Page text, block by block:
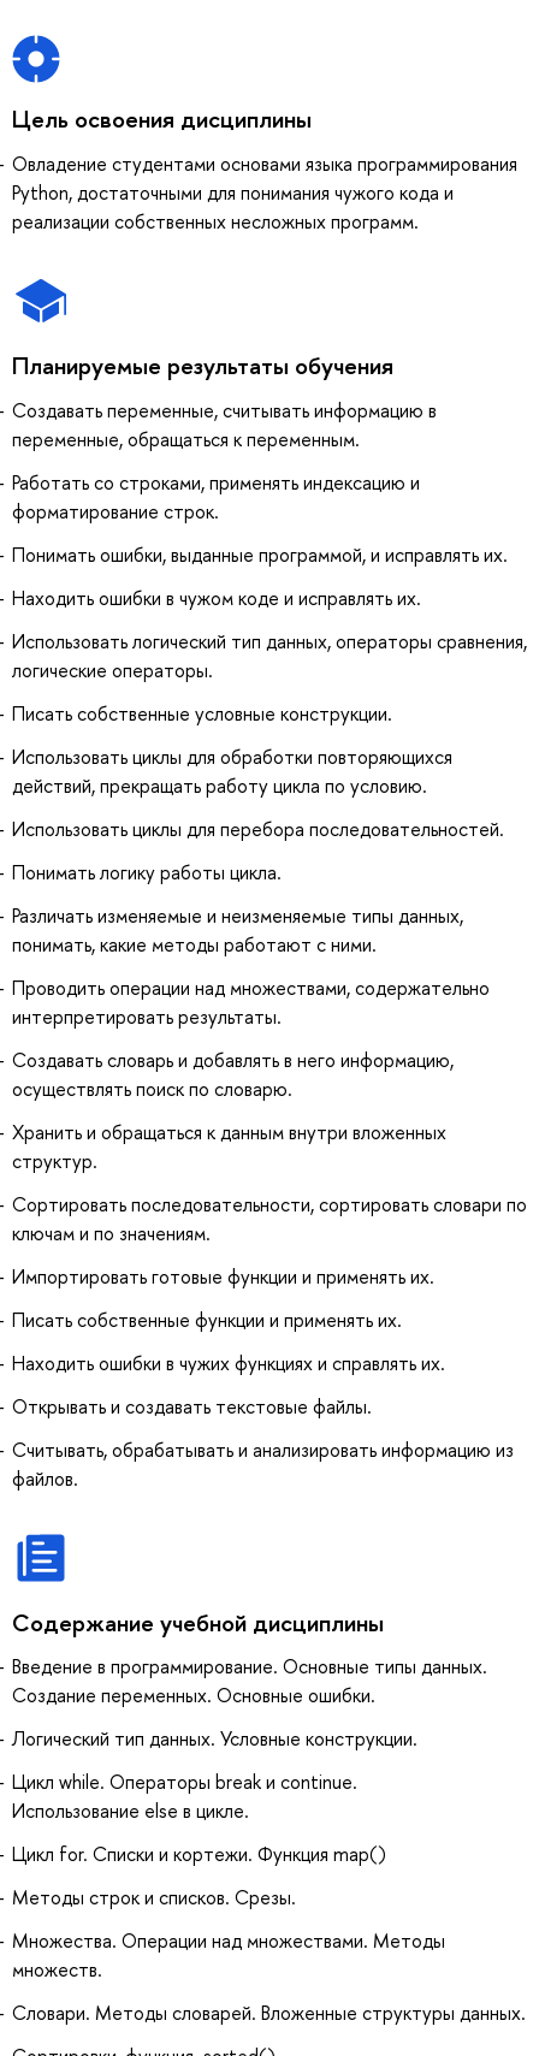
Цель освоения дисциплины
Овладение студентами основами языка программирования
Python, достаточными для понимания чужого кода и
реализации собственных несложных программ.
Планируемые результаты обучения
Создавать переменные, считывать информацию в
переменные, обращаться к переменным.
Работать со строками, применять индексацию и
форматирование строк.
Понимать ошибки, выданные программой, и исправлять их.
Находить ошибки в чужом коде и исправлять их.
Использовать логический тип данных, операторы сравнения,
логические операторы.
Писать собственные условные конструкции.
Использовать циклы для обработки повторяющихся
действий, прекращать работу цикла по условию.
Использовать циклы для перебора последовательностей.
Понимать логику работы цикла.
Различать изменяемые и неизменяемые типы данных,
понимать, какие методы работают с ними.
Проводить операции над множествами, содержательно
интерпретировать результаты.
Создавать словарь и добавлять в него информацию,
осуществлять поиск по словарю.
Хранить и обращаться к данным внутри вложенных
структур.
Сортировать последовательности, сортировать словари по
ключам и по значениям.
Импортировать готовые функции и применять их.
Писать собственные функции и применять их.
Находить ошибки в чужих функциях и справлять их.
Открывать и создавать текстовые файлы.
Считывать, обрабатывать и анализировать информацию из
файлов.
Содержание учебной дисциплины
Введение в программирование. Основные типы данных.
Создание переменных. Основные ошибки.
Логический тип данных. Условные конструкции.
Цикл while. Операторы break и continue.
Использование else в цикле.
Цикл for. Списки и кортежи. Функция map()
Методы строк и списков. Срезы.
Множества. Операции над множествами. Методы
множеств.
Словари. Методы словарей. Вложенные структуры данных.